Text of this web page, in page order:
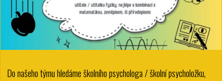
Do našeho týmu hledáme školního psychologa / školní psycholožku,